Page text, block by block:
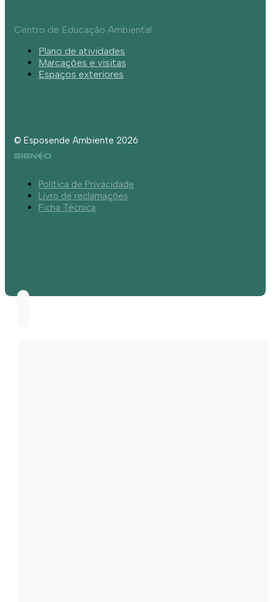
Centro de Educação Ambiental
Plano de atividades
Marcações e visitas
Espaços exteriores
© Esposende Ambiente 2026
Política de Privacidade
Livro de reclamações
Ficha Técnica